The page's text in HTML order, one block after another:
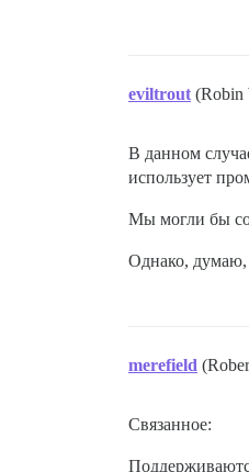
eviltrout (Robin
В данном
использует
Мы могли бы
Однако, думаю,
merefield
Связанное: